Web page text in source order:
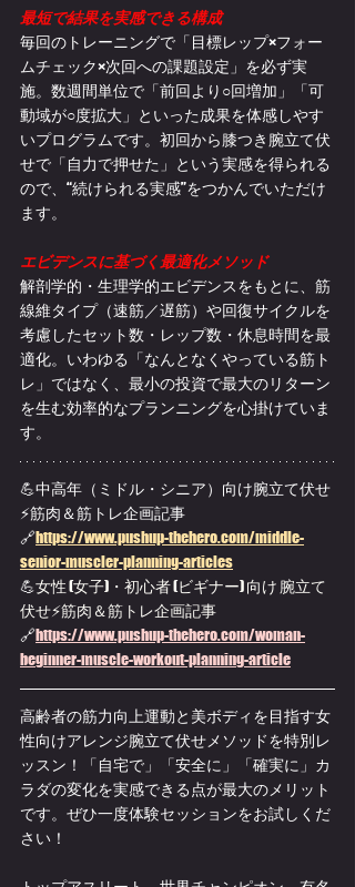
最短で結果を実感できる構成
毎回のトレーニングで「目標レップ×フォー
ムチェック×次回への課題設定」を必ず実
施。数週間単位で「前回より○回増加」「可
動域が○度拡大」といった成果を体感しやす
いプログラムです。初回から膝つき腕立て伏
せで「自力で押せた」という実感を得られる
ので、“続けられる実感”をつかんでいただけ
ます。
エビデンスに基づく最適化メソッド
解剖学的・生理学的エビデンスをもとに、筋
線維タイプ（速筋／遅筋）や回復サイクルを
考慮したセット数・レップ数・休息時間を最
適化。いわゆる「なんとなくやっている筋ト
レ」ではなく、最小の投資で最大のリターン
を生む効率的なプランニングを心掛けていま
す。
💪中高年（ミドル・シニア）向け腕立て伏せ
⚡筋肉＆筋トレ企画記事
🔗https://www.pushup-thehero.com/middle-
senior-muscler-planning-articles
💪女性 (女子)・初心者 (ビギナー) 向け 腕立て
伏せ⚡筋肉＆筋トレ企画記事
🔗https://www.pushup-thehero.com/woman-
beginner-muscle-workout-planning-article
高齢者の筋力向上運動と美ボディを目指す女
性向けアレンジ腕立て伏せメソッドを特別レ
ッスン！「自宅で」「安全に」「確実に」カ
ラダの変化を実感できる点が最大のメリット
です。ぜひ一度体験セッションをお試しくだ
さい！